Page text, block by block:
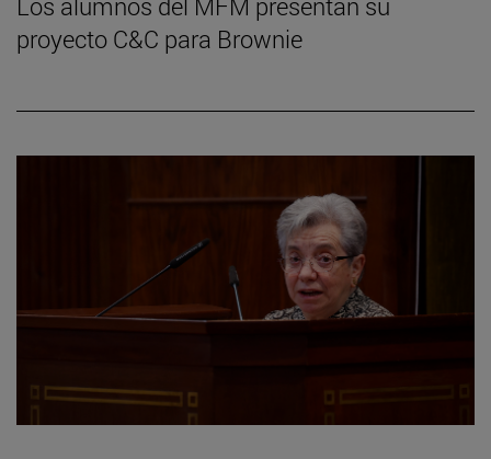
proyecto C&C para Brownie